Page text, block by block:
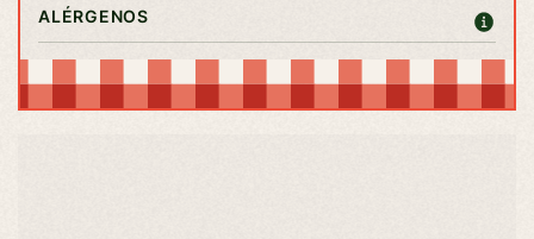
ALÉRGENOS